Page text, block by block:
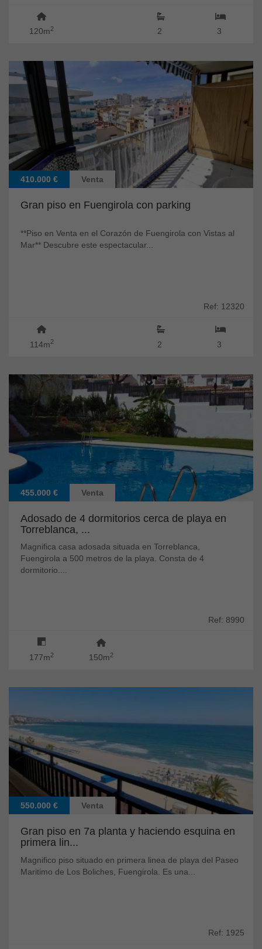
120m2 3
2
410.000 € Venta
Gran piso en Fuengirola con parking
**Piso en Venta en el Corazón de Fuengirola con Vistas al
Mar** Descubre este espectacular...
Ref: 12320
114m2 3
2
455.000 € Venta
Adosado de 4 dormitorios cerca de playa en
Torreblanca, ...
Magnifica casa adosada situada en Torreblanca,
Fuengirola a 500 metros de la playa. Consta de 4
dormitorio....
Ref: 8990
177m2 150m2
550.000 € Venta
Gran piso en 7a planta y haciendo esquina en
primera lin...
Magnifico piso situado en primera linea de playa del Paseo
Maritimo de Los Boliches, Fuengirola. Es una...
Ref: 1925